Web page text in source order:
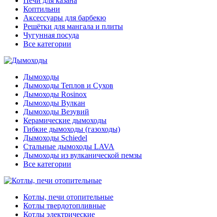
Коптильни
Аксессуары для барбекю
Решётки для мангала и плиты
Чугунная посуда
Все категории
Дымоходы
Дымоходы Теплов и Сухов
Дымоходы Rosinox
Дымоходы Вулкан
Дымоходы Везувий
Керамические дымоходы
Гибкие дымоходы (газоходы)
Дымоходы Schiedel
Стальные дымоходы LAVA
Дымоходы из вулканической пемзы
Все категории
Котлы, печи отопительные
Котлы твердотопливные
Котлы электрические